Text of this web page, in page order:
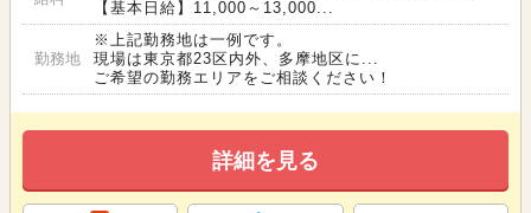
【基本日給】11,000～13,000...
勤務地
※上記勤務地は一例です。
現場は東京都23区内外、多摩地区に...
ご希望の勤務エリアをご相談ください！
詳細を見る